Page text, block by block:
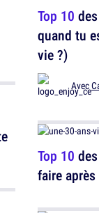
Top 10
quand tu
vie ?)
Avec
Top 10
faire